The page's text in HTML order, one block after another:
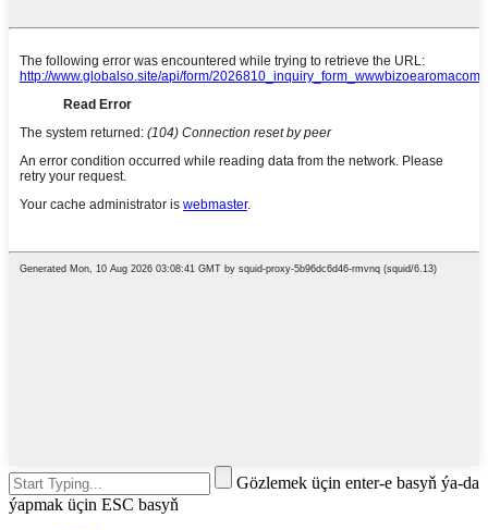
Gözlemek üçin enter-e basyň ýa-da
ýapmak üçin ESC basyň